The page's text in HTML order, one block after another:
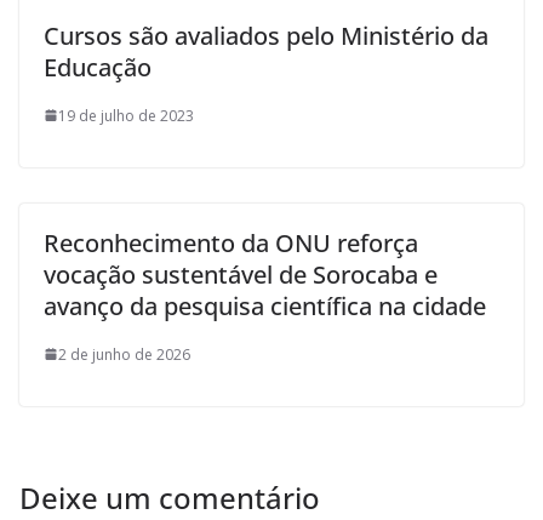
Cursos são avaliados pelo Ministério da
Educação
19 de julho de 2023
Reconhecimento da ONU reforça
vocação sustentável de Sorocaba e
avanço da pesquisa científica na cidade
2 de junho de 2026
Deixe um comentário